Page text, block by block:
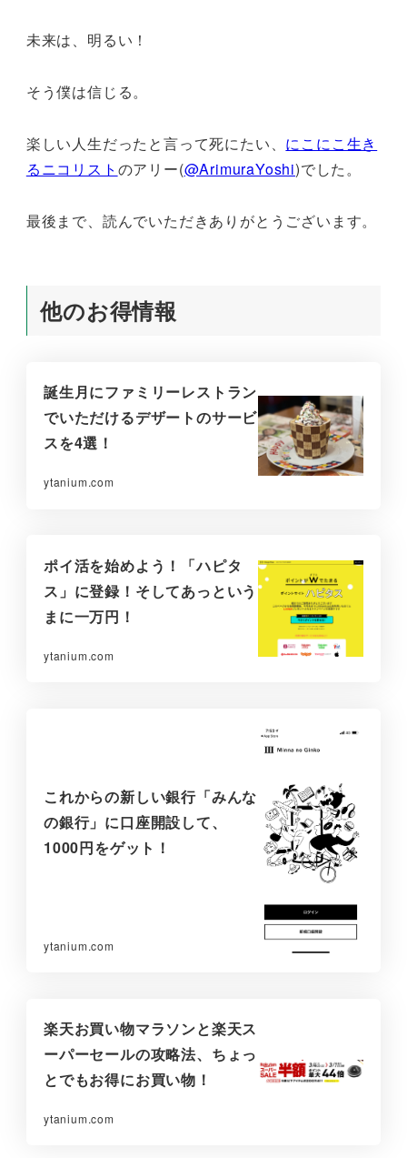
未来は、明るい！
そう僕は信じる。
楽しい人生だったと言って死にたい、 にこにこ生き
るニコリスト のアリー(@ArimuraYoshi)でした。
最後まで、読んでいただきありがとうございます。
他のお得情報
誕生月にファミリーレストラン
でいただけるデザートのサービ
スを4選！
ytanium.com
ポイ活を始めよう！「ハピタ
ス」に登録！そしてあっという
まに一万円！
ytanium.com
これからの新しい銀行「みんな
の銀行」に口座開設して、
1000円をゲット！
ytanium.com
楽天お買い物マラソンと楽天ス
ーパーセールの攻略法、ちょっ
とでもお得にお買い物！
ytanium.com